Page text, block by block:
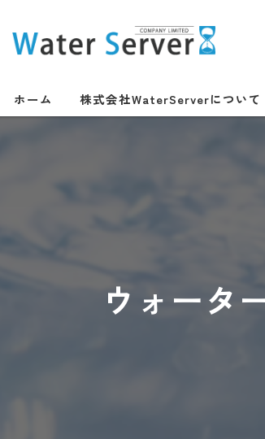
ホーム 株式会社WaterServerについて
ウォータ